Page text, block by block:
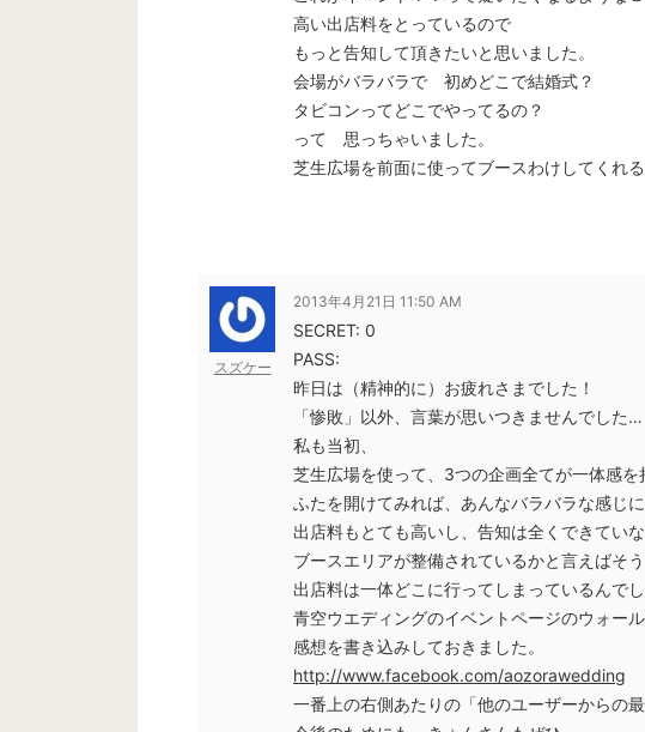
高い出店料をとっているので
もっと告知して頂きたいと思いました。
会場がバラバラで 初めどこで結婚式？
タビコンってどこでやってるの？
って 思っちゃいました。
芝生広場を前面に使ってブースわけしてくれる
スズケー
2013年4月21日 11:50 AM
SECRET: 0
PASS:
昨日は（精神的に）お疲れさまでした！
「惨敗」以外、言葉が思いつきませんでした…
私も当初、
芝生広場を使って、3つの企画全てが一体感を
ふたを開けてみれば、あんなバラバラな感じ
出店料もとても高いし、告知は全くできていな
ブースエリアが整備されているかと言えばそ
出店料は一体どこに行ってしまっているんで
青空ウエディングのイベントページのウォー
感想を書き込みしておきました。
http://www.facebook.com/aozorawedding
一番上の右側あたりの「他のユーザーからの